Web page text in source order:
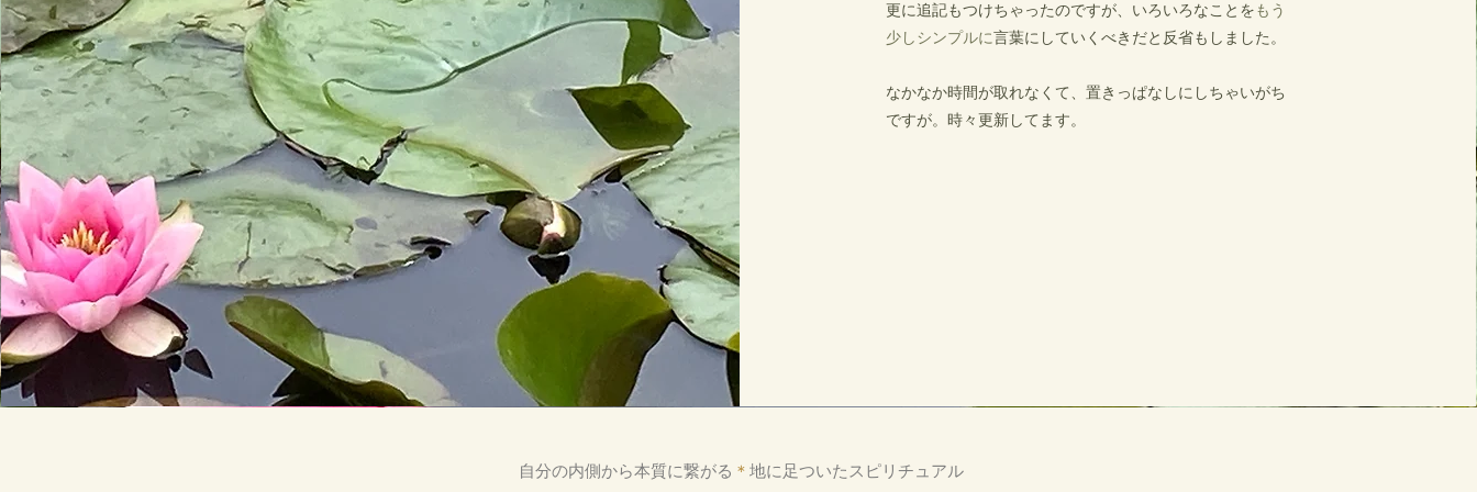
更に追記もつけちゃったのですが、​いろいろなことをもう
少しシンプルに言葉にしていくべきだと反省もしました。
​なかなか時間が取れなくて、置きっぱなしにしちゃいがち
ですが。時々更新してます。
自分の内側から本質に繋がる ＊地に足ついたスピリチュアル